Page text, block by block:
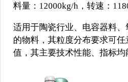
料量：12000kg/h，转速：
适用于陶瓷行业、电容器料
的物料，其粒度分布要求可
值，其主要技术性能、指标